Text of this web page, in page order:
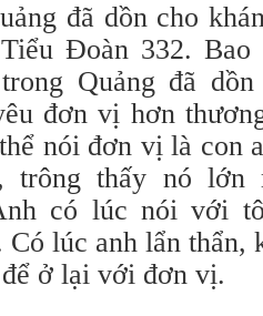
đã dồn cho
Đoàn 332. Bao
Quảng đã
đơn vị hơn
nói đơn vị là con
trông thấy nó lớn
có lúc nói với
Có lúc anh lẩn thẩn,
ở lại với đơn vị.